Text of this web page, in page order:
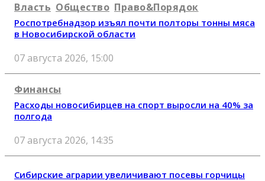
Власть Общество Право&Порядок
Роспотребнадзор изъял почти полторы тонны мяса
в Новосибирской области
07 августа 2026, 15:00
Финансы
Расходы новосибирцев на спорт выросли на 40% за
полгода
07 августа 2026, 14:35
Сибирские аграрии увеличивают посевы горчицы